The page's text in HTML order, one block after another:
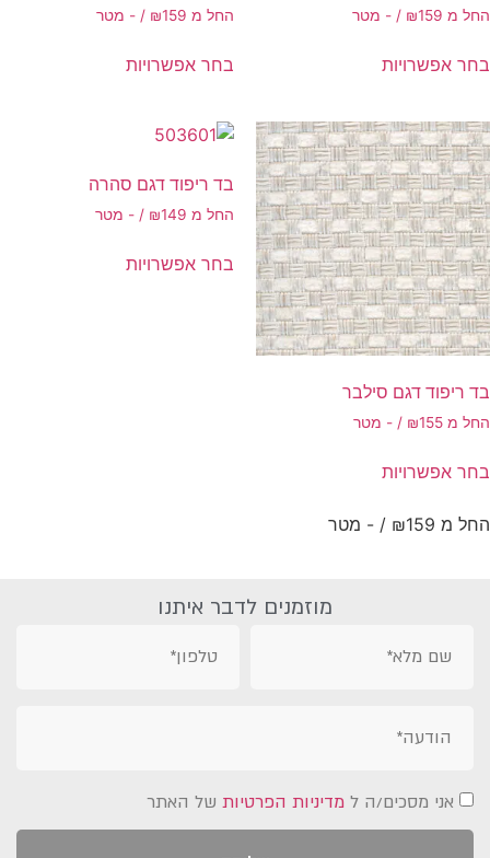
₪159 /‏‏‎ ‎- מטר ₪159 /‏‏‎ ‎- מטר
בחר אפשרויות
דגם סילבר
₪155 /‏‏‎ ‎- מטר
בד ריפוד דגם סהרה
החל מ ₪149 /‏‏‎ ‎- מטר
בחר אפשרויות
₪ 159 /‏‏‎ ‎- מטר
מוזמנים לדבר איתנו
מסכים/ה למדיניות הפרטיותשל האתר